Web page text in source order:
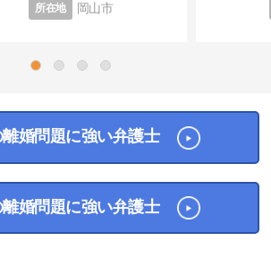
所在地 岡山市
婚問題に強い弁護士
婚問題に強い弁護士